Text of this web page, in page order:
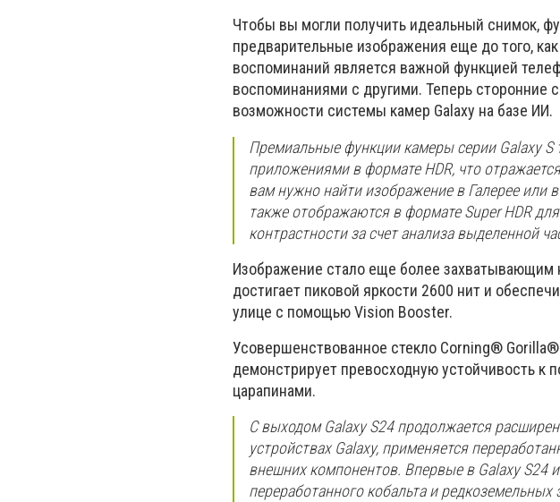
Чтобы вы могли получить идеальный снимок,
предварительные изображения еще до того,
воспоминаний является важной функцией
воспоминаниями с другими. Теперь
возможности системы камер Galaxy на базе ИИ.
Премиальные функции камеры серии Galaxy
приложениями в формате HDR, что
вам нужно найти изображение в Галерее или
также отображаются в формате Super HDR
контрастности за счет анализа выделенной
Изображение стало еще более захватывающим
достигает пиковой яркости 2600 нит и
улице с помощью Vision Booster.
Усовершенствованное стекло Corning®
демонстрирует превосходную устойчивость
царапинами.
С выходом Galaxy S24 продолжается
устройствах Galaxy, применяется
внешних компонентов. Впервые в Galaxy S24
переработанного кобальта и